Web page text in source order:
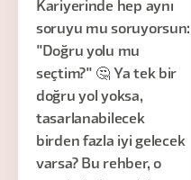
Kariyerinde hep aynı
soruyu mu soruyorsun:
"Doğru yolu mu
seçtim?" 🤔 Ya tek bir
doğru yol yoksa,
tasarlanabilecek
birden fazla iyi gelecek
varsa? Bu rehber, o